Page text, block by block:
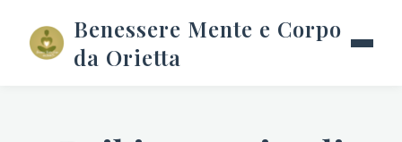
Benessere Mente e Corpo
da Orietta